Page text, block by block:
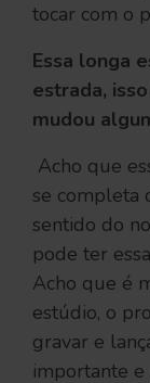
tocar com o
Essa longa
estrada,
mudou
Acho que
se completa
sentido do
pode ter
Acho que é
estúdio, o
gravar e
importante e